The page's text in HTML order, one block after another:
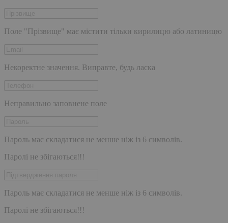
Поле "Прізвище" має містити тільки кирилицю або латиницю
Некоректне значення. Виправте, будь ласка
Неправильно заповнене поле
Пароль має складатися не менше ніж із 6 символів.
Паролі не збігаються!!!
Пароль має складатися не менше ніж із 6 символів.
Паролі не збігаються!!!